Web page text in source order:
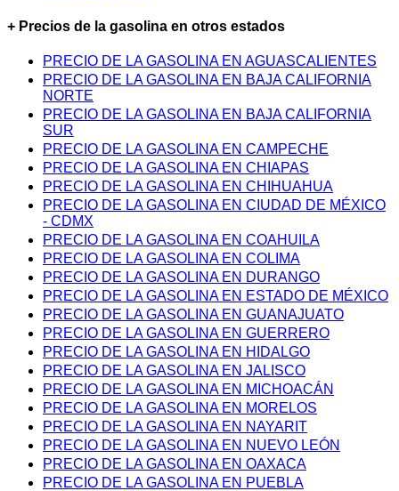
+ Precios de la gasolina en otros estados
PRECIO DE LA GASOLINA EN AGUASCALIENTES
PRECIO DE LA GASOLINA EN BAJA CALIFORNIA
NORTE
PRECIO DE LA GASOLINA EN BAJA CALIFORNIA
SUR
PRECIO DE LA GASOLINA EN CAMPECHE
PRECIO DE LA GASOLINA EN CHIAPAS
PRECIO DE LA GASOLINA EN CHIHUAHUA
PRECIO DE LA GASOLINA EN CIUDAD DE MÉXICO
- CDMX
PRECIO DE LA GASOLINA EN COAHUILA
PRECIO DE LA GASOLINA EN COLIMA
PRECIO DE LA GASOLINA EN DURANGO
PRECIO DE LA GASOLINA EN ESTADO DE MÉXICO
PRECIO DE LA GASOLINA EN GUANAJUATO
PRECIO DE LA GASOLINA EN GUERRERO
PRECIO DE LA GASOLINA EN HIDALGO
PRECIO DE LA GASOLINA EN JALISCO
PRECIO DE LA GASOLINA EN MICHOACÁN
PRECIO DE LA GASOLINA EN MORELOS
PRECIO DE LA GASOLINA EN NAYARIT
PRECIO DE LA GASOLINA EN NUEVO LEÓN
PRECIO DE LA GASOLINA EN OAXACA
PRECIO DE LA GASOLINA EN PUEBLA